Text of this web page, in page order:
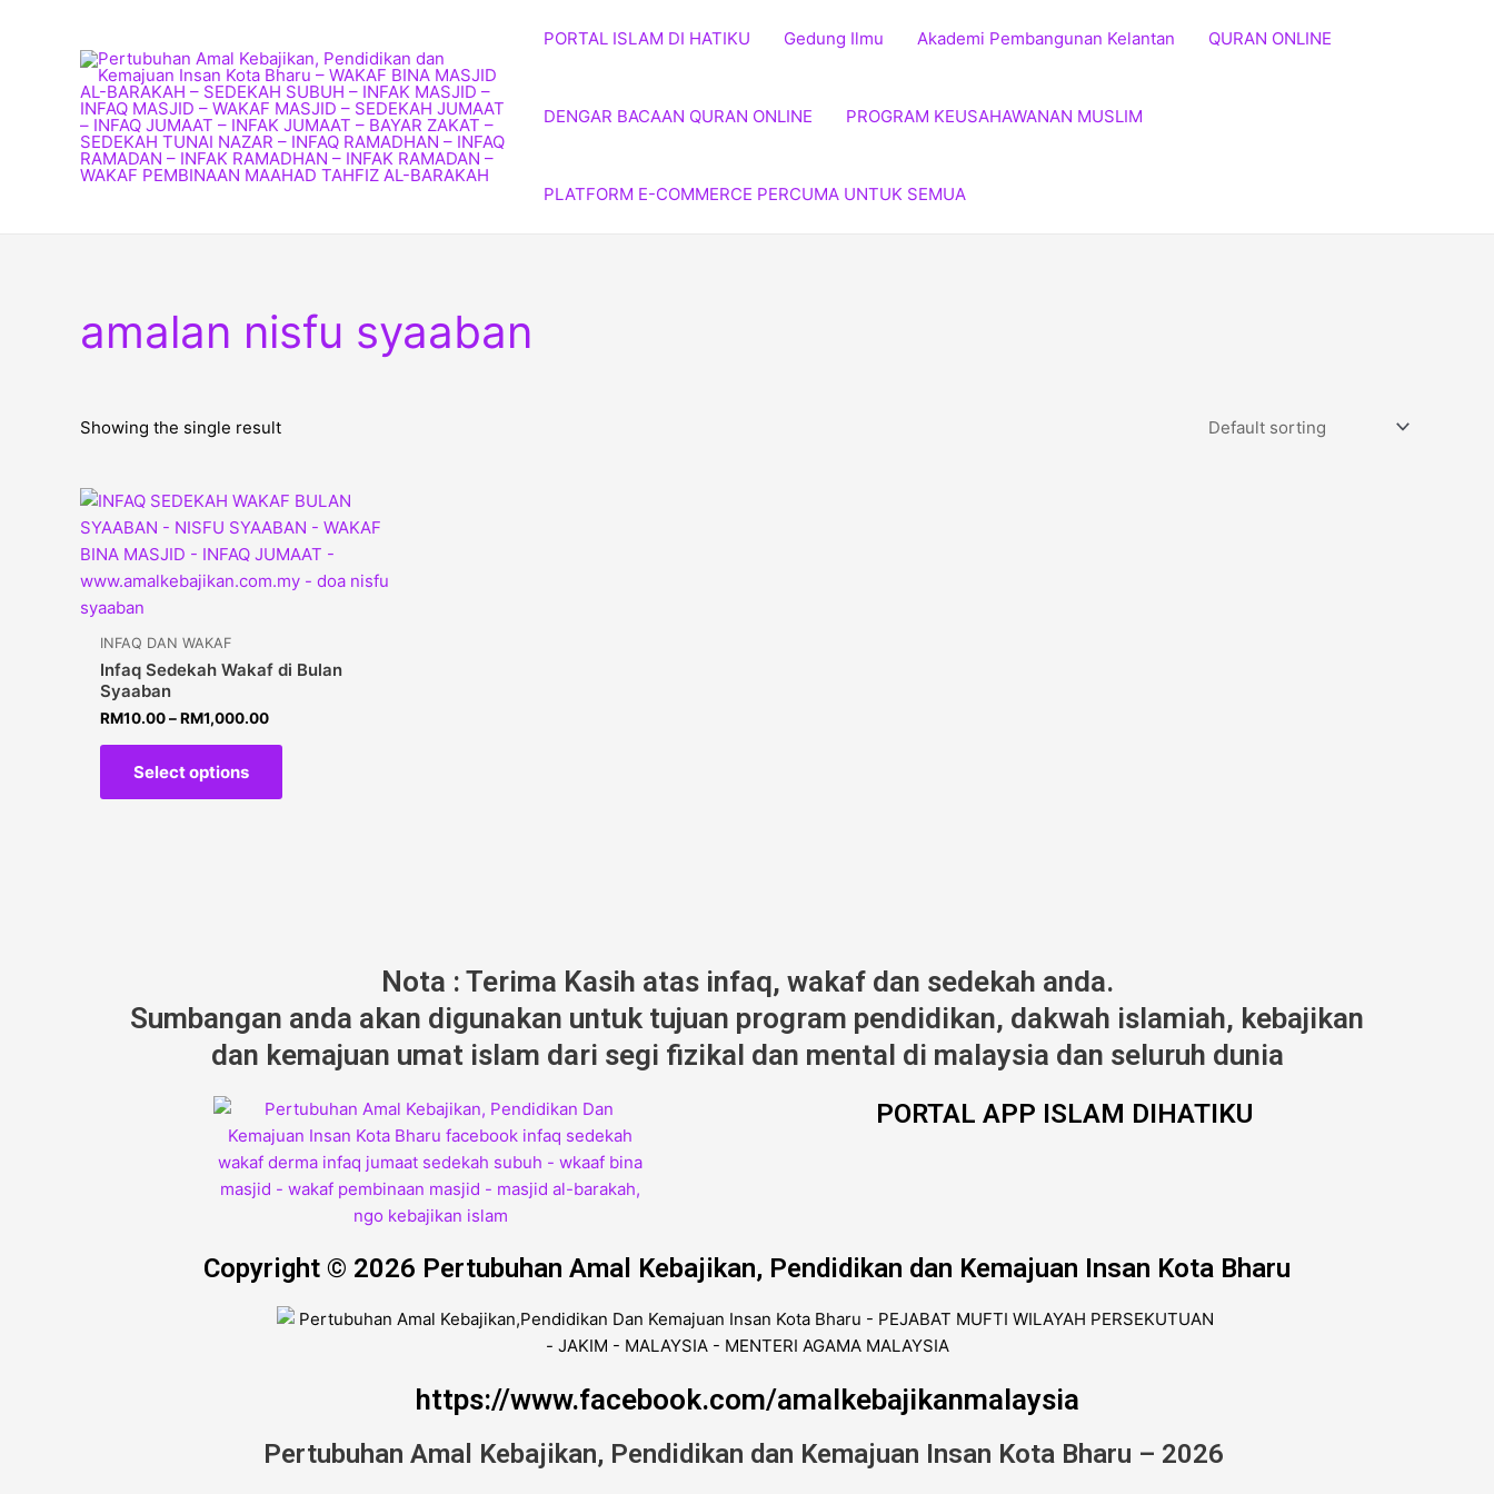
PORTAL ISLAM DI HATIKU Gedung Ilmu Akademi Pembangunan Kelantan QURAN ONLINE
DENGAR BACAAN QURAN ONLINE PROGRAM KEUSAHAWANAN MUSLIM
PLATFORM E-COMMERCE PERCUMA UNTUK SEMUA
amalan nisfu syaaban
Showing the single result
INFAQ DAN WAKAF
Infaq Sedekah Wakaf di Bulan
Syaaban
RM10.00–RM1,000.00
Select options
Nota : Terima Kasih atas infaq, wakaf dan sedekah anda.
Sumbangan anda akan digunakan untuk tujuan program pendidikan, dakwah islamiah, kebajikan
dan kemajuan umat islam dari segi fizikal dan mental di malaysia dan seluruh dunia
PORTAL APP ISLAM DIHATIKU
Copyright © 2026 Pertubuhan Amal Kebajikan, Pendidikan dan Kemajuan Insan Kota Bharu
https://www.facebook.com/amalkebajikanmalaysia
Pertubuhan Amal Kebajikan, Pendidikan dan Kemajuan Insan Kota Bharu – 2026